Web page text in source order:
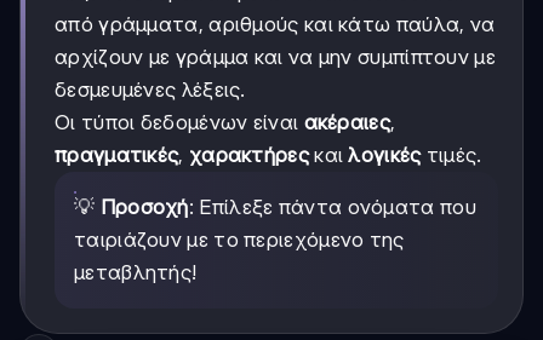
από γράμματα, αριθμούς και κάτω παύλα, να
αρχίζουν με γράμμα και να μην συμπίπτουν με
δεσμευμένες λέξεις.
Οι τύποι δεδομένων είναι ακέραιες,
πραγματικές, χαρακτήρεςκαιλογικέςτιμές.
💡 Προσοχή: Επίλεξε πάντα ονόματα που
ταιριάζουν με το περιεχόμενο της
μεταβλητής!